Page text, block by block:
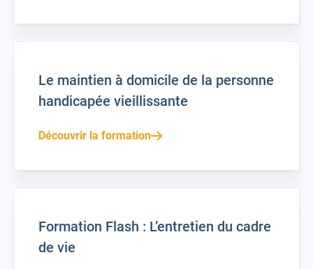
Le maintien à domicile de la personne
handicapée vieillissante
Découvrir la formation
Formation Flash : L’entretien du cadre
de vie